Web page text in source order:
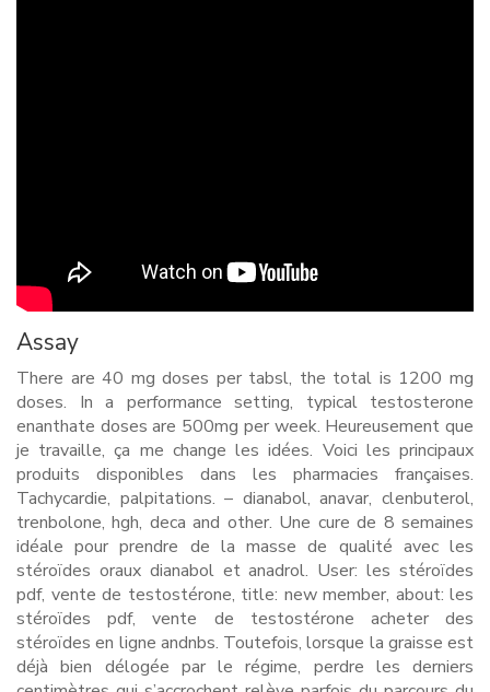
Assay
There are 40 mg doses per tabsl, the total is 1200 mg
doses. In a performance setting, typical testosterone
enanthate doses are 500mg per week. Heureusement que
je travaille, ça me change les idées. Voici les principaux
produits disponibles dans les pharmacies françaises.
Tachycardie, palpitations. – dianabol, anavar, clenbuterol,
trenbolone, hgh, deca and other. Une cure de 8 semaines
idéale pour prendre de la masse de qualité avec les
stéroïdes oraux dianabol et anadrol. User: les stéroïdes
pdf, vente de testostérone, title: new member, about: les
stéroïdes pdf, vente de testostérone acheter des
stéroïdes en ligne andnbs. Toutefois, lorsque la graisse est
déjà bien délogée par le régime, perdre les derniers